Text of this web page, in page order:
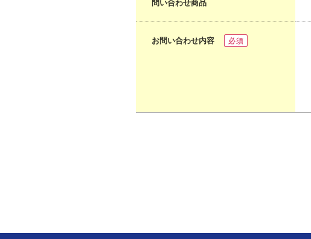
問い合わせ商品
お問い合わせ内容 必須